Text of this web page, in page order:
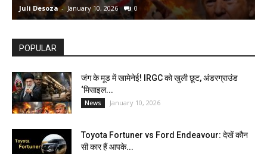
Juli Desoza - January 10, 2026 0
POPULAR
जंग के मूड में खामेनेई! IRGC को खुली छूट, अंडरग्राउंड
‘मिसाइल...
News January 10, 2026
Toyota Fortuner vs Ford Endeavour: देखें कौन
सी कार हैं आपके...